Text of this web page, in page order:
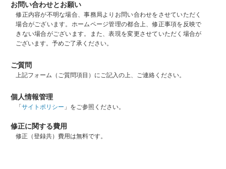
お問い合わせとお願い
修正内容が不明な場合、事務局よりお問い合わせをさせていただく
場合がございます。ホームページ管理の都合上、修正事項を反映で
きない場合がございます。また、表現を変更させていただく場合が
ございます。予めご了承ください。
ご質問
上記フォーム（ご質問項目）にご記入の上、ご連絡ください。
個人情報管理
「サイトポリシー 」をご参照ください。
修正に関する費用
修正（登録共）費用は無料です。